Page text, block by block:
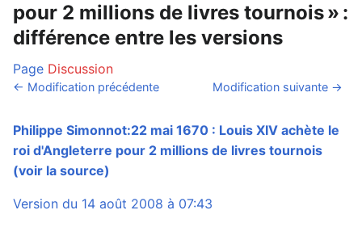
pour 2 millions de livres tournois » :
différence entre les versions
Page Discussion
← Modification précédente Modification suivante →
Philippe Simonnot:22 mai 1670 : Louis XIV achète le
roi d'Angleterre pour 2 millions de livres tournois
(voir la source)
Version du 14 août 2008 à 07:43